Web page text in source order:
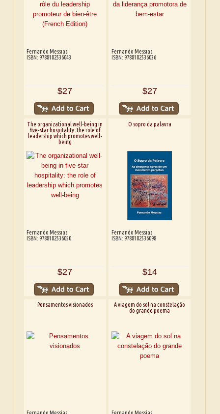
Fernando Messias
ISBN: 9788182536043
$27
Fernando Messias
ISBN: 9788182536036
$27
The organizational well-being in
five-star hospitality: the role of
leadership which promotes well-
being
Fernando Messias
ISBN: 9788182536050
$27
O sopro da palavra
Fernando Messias
ISBN: 9788182536098
$14
Pensamentos visionados
A viagem do sol na constelação
do grande poema